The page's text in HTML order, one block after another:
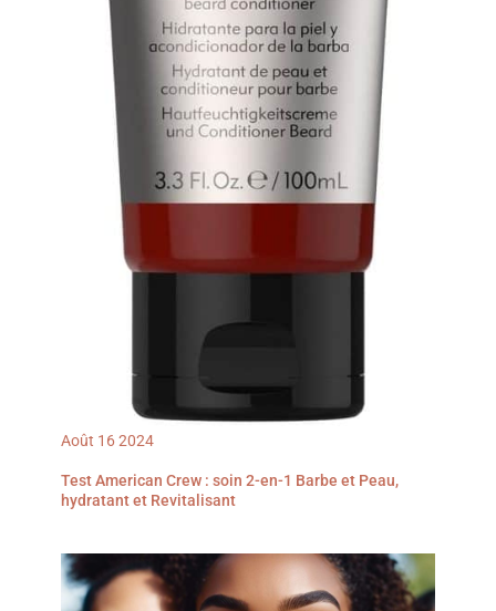
Août 162024
Test American Crew : soin 2-en-1 Barbe et Peau,
hydratant et Revitalisant